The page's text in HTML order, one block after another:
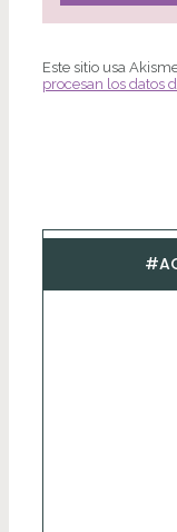
Este sitio usa
procesan los datos